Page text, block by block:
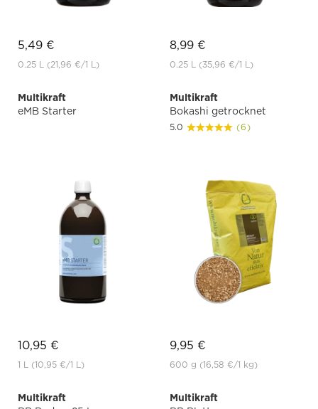
5,49 €
0.25 L (21,96 €/1 L)
8,99 €
0.25 L (35,96 €/1 L)
Multikraft
eMB Starter
10,95 €
1 L (10,95 €/1 L)
Multikraft
Bokashi getrocknet
5.0 (6)
9,95 €
600 g (16,58 €/1 kg)
Multikraft
Multikraft